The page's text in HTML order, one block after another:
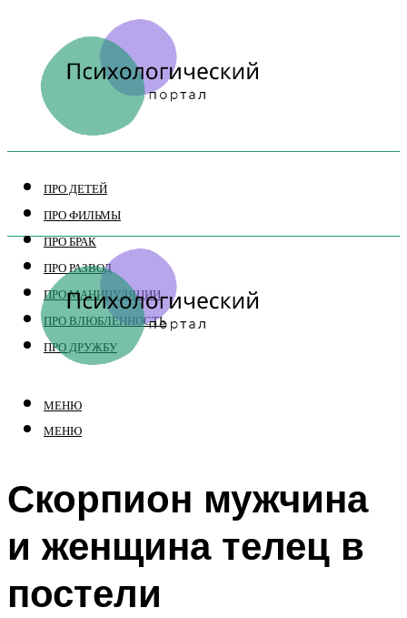
ПРО ДЕТЕЙ
ПРО ФИЛЬМЫ
ПРО БРАК
ПРО РАЗВОД
ПРО МАНИПУЛЯЦИИ
ПРО ВЛЮБЛЕННОСТЬ
ПРО ДРУЖБУ
МЕНЮ
МЕНЮ
Скорпион мужчина
и женщина телец в
постели